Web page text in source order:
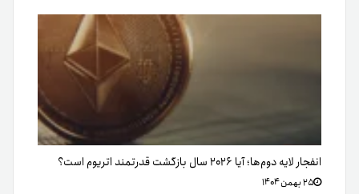
انفجار لایه دوم‌ها؛ آیا ۲۰۲۶ سال بازگشت قدرتمند اتریوم است؟
۲۵ بهمن ۱۴۰۴